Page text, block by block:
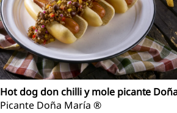
Hot dog don chilli y mole picante
Picante Doña María ®